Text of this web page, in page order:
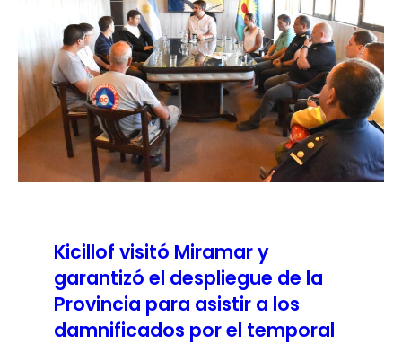
Kicillof visitó Miramar y
garantizó el despliegue de la
Provincia para asistir a los
damnificados por el temporal